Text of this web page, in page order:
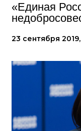
«Единая
23 сентября 2019,